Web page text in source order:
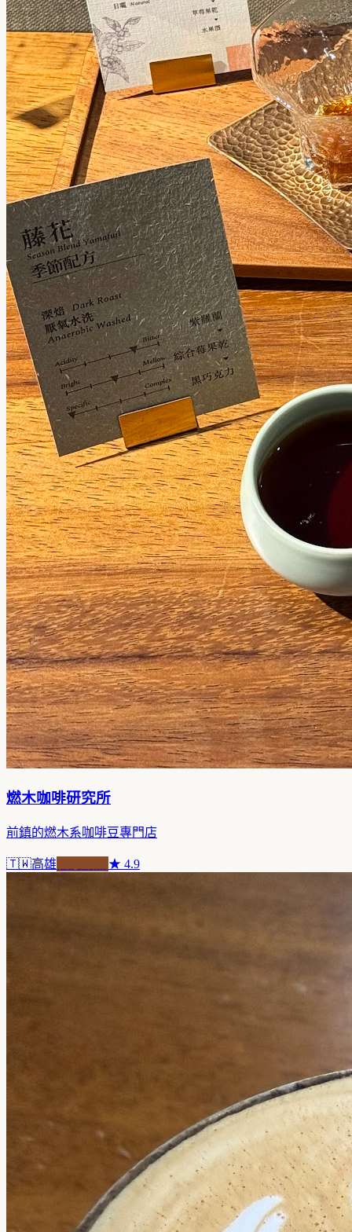
燃木咖啡研究所
前鎮的燃木系咖啡豆專門店
🇹🇼高雄 ★ 4.9